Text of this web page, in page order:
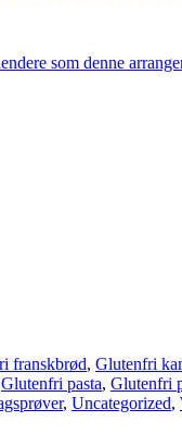
som denne
franskbrød, Glutenfri
Glutenfri pasta, Glutenfri
, Uncategorized,